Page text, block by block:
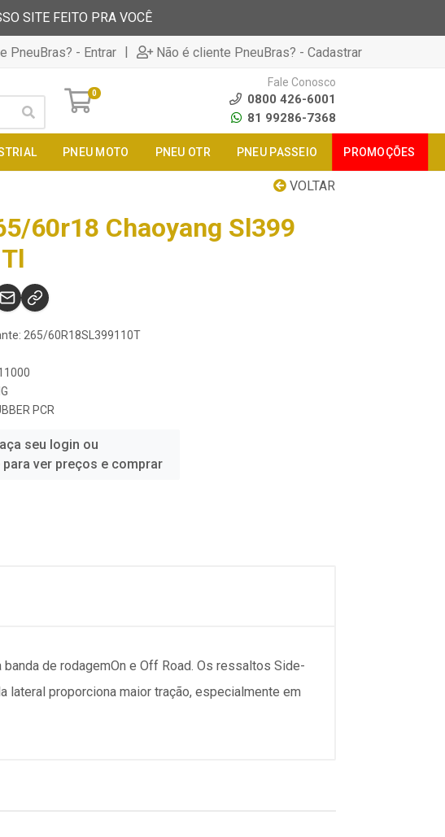
SITE FEITO PRA VOCÊ
PneuBras? - Entrar | Não é cliente PneuBras? - Cadastrar
0
Fale Conosco
0800 426-6001
81 99286-7368
PNEU MOTO PNEU OTR PNEU PASSEIO PROMOÇÕES
VOLTAR
60r18 Chaoyang Sl399
265/60R18SL399110T
PCR
seu login ou
ver preços e comprar
de rodagemOn e Off Road. Os ressaltos Side-
lateral proporciona maior tração, especialmente em